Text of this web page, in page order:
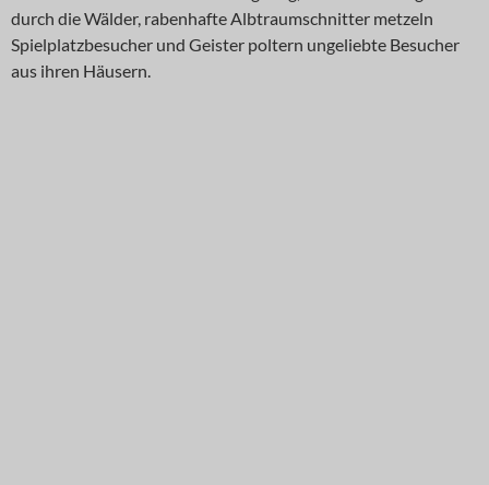
durch die Wälder, rabenhafte Albtraumschnitter metzeln
Spielplatzbesucher und Geister poltern ungeliebte Besucher
aus ihren Häusern.